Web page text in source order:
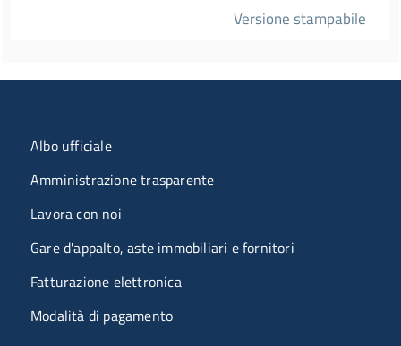
Versione stampabile
Menu organizzazione
Albo ufficiale
Amministrazione trasparente
Lavora con noi
Gare d'appalto, aste immobiliari e fornitori
Fatturazione elettronica
Modalità di pagamento